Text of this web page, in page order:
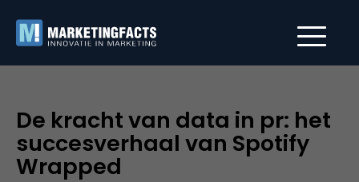
De kracht van data in pr: het
succesverhaal van Spotify
Wrapped